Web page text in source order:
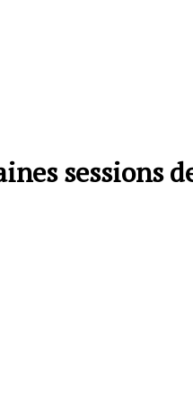
sessions